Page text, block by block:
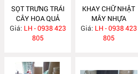
SỌT TRƯNG TRÁI
CÂY HOA QUẢ
CHO SIÊU THỊ
NH395
Giá: LH - 0938 423
805
KHAY CHỮ NHẬT
MÂY NHỰA
NH386
Giá: LH - 0938 423
805